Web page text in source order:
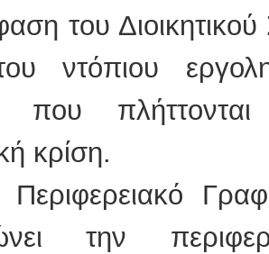
του Διοικητικού
ντόπιου
που
κρίση.
την